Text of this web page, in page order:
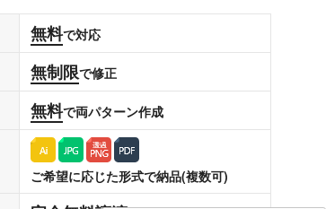
無料で対応
無制限で修正
無料で両パターン作成
ご希望に応じた形式で納品(複数可)